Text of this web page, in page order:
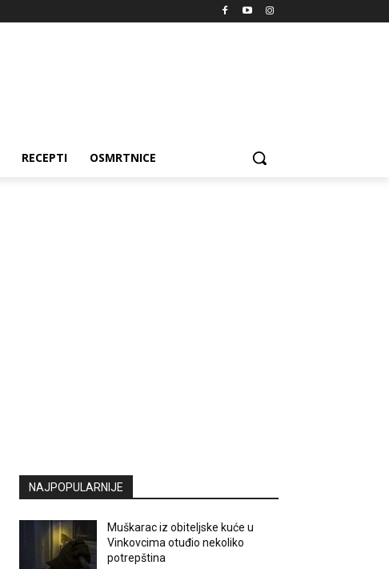
RECEPTI OSMRTNICE
NAJPOPULARNIJE
Muškarac iz obiteljske kuće u
Vinkovcima otuđio nekoliko
potrepština